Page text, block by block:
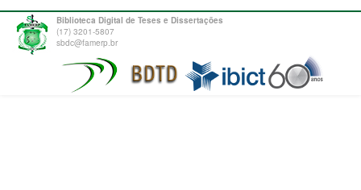
Biblioteca Digital de Teses e Dissertações
(17) 3201-5807
sbdc@famerp.br